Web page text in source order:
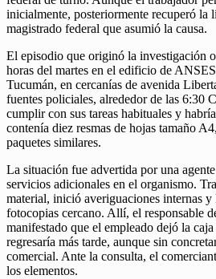
inicialmente, posteriormente recuperó la
magistrado federal que asumió la causa.
El episodio que originó la investigación
horas del martes en el edificio de
Tucumán, en cercanías de avenida
fuentes policiales, alrededor de las 6:30
cumplir con sus tareas habituales y
contenía diez resmas de hojas tamaño
paquetes similares.
La situación fue advertida por una
servicios adicionales en el organismo.
material, inició averiguaciones internas
fotocopias cercano. Allí, el responsable
manifestado que el empleado dejó la
regresaría más tarde, aunque sin
comercial. Ante la consulta, el
los elementos.